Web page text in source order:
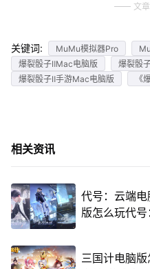
文
关键词: MuMu模拟器Pro
爆裂骰子ⅡMac电脑版
爆裂骰
爆裂骰子Ⅱ手游Mac电脑版
《
相关资讯
代号：云端
版怎么玩代
三国计电脑